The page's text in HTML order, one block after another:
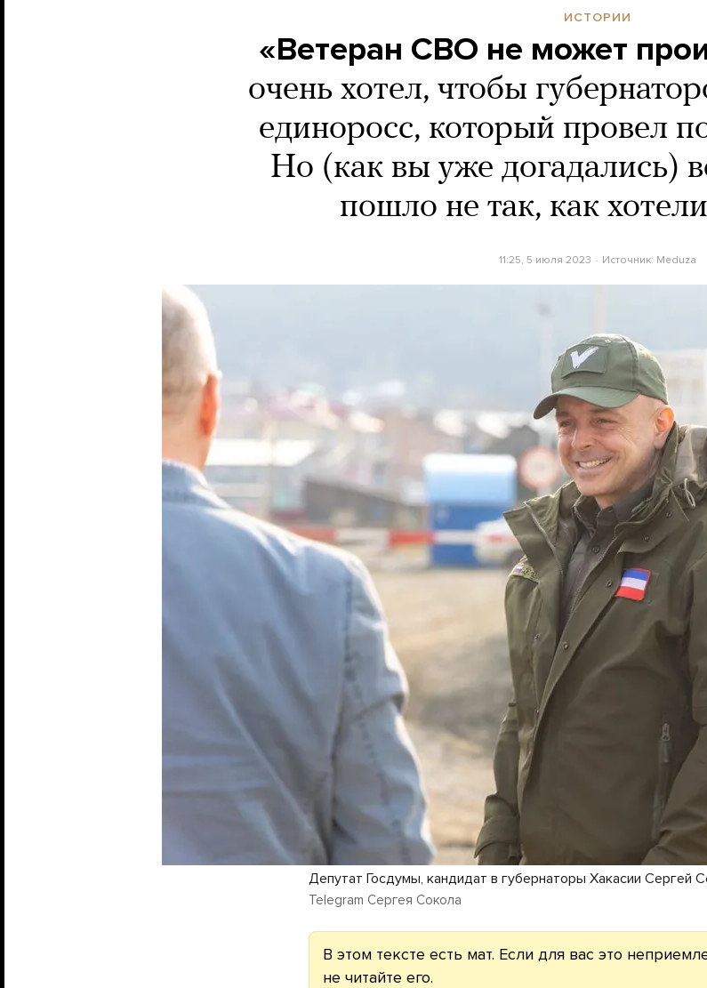
ИСТОРИИ
«Ветеран СВО не может
очень хотел, чтобы
единоросс, который провел
Но (как вы уже догадались)
пошло не так, как
11:25, 5 июля 2023 Источник: Meduza
Депутат Госдумы, кандидат в губернаторы Хакасии Сергей
Telegram Сергея Сокола
В этом тексте есть мат. Если для вас это
не читайте его.